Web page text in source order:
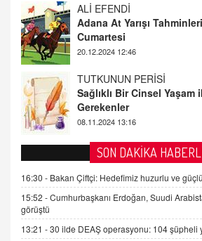
TUTKUNUN PERİSİ
Sağlıklı Bir Cinsel Yaşam
Gerekenler
08.11.2024 13:16
FARUK ÖNALAN
Tezkere
2 Kasım 2021 Salı 00:11
AV. DOĞAN CAN DOĞAN
Kişisel verilerin
gelişimi
15.09.2025 16:17
SEHER EREK
Kış Ayları Geldi, Hangi
SON DAKİKA
16:30 - Bakan Çiftçi: Hedefimiz huzurlu ve
15:52 -Cumhurbaşkanı Erdoğan, Suudi
görüştü
13:21 -30 ilde DEAŞ operasyonu: 104 şüpheli